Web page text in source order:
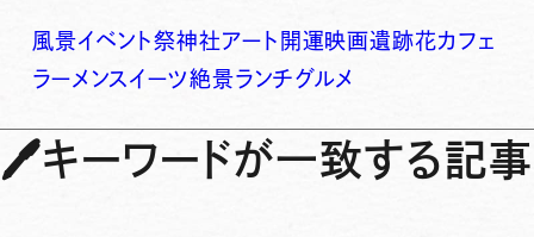
風景イベント祭神社アート 開運映画遺跡花カフェ
ラーメンスイーツ絶景ランチグルメ
🖊キーワードが一致する記事